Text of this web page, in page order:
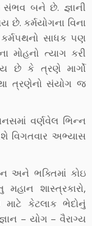
સંભવ બને છે. જ્ઞાની
છે. કર્મયોગના વિના
સાધક ૫ણ
મોહનો ત્‍યાગ કરી
છે કે ત્રણે માર્ગો
ત્રણેનો સંયોગ જ
વર્ણવેલ ભિન્‍ન
વિગતવાર અભ્‍યાસ
અને ભક્તિમાં કોઇ
શાસ્‍ત્રકારો,
કેટલાક ભેદોનું
– યોગ – વૈરાગ્‍ય